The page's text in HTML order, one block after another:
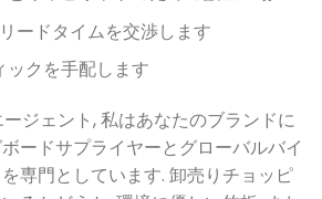
ードタイムを交渉します
クを手配します
ジェント, 私はあなたのブランドに
ードサプライヤーとグローバルバイ
専門としています. 卸売りチョッピ